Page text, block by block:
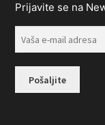
Prijavite se na